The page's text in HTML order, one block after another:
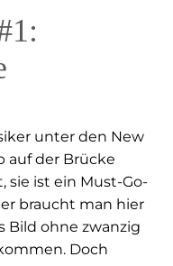
unter den New
auf der Brücke
sie ist ein Must-Go-
braucht man hier
Bild ohne zwanzig
Doch